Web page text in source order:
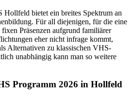
bietet ein breites Spektrum an
Für all diejenigen, für die eine
Präsenzen aufgrund familiärer
eher nicht infrage kommt,
Alternativen zu klassischen VHS-
unabhängig kann man so weitere
Programm 2026 in Hollfeld